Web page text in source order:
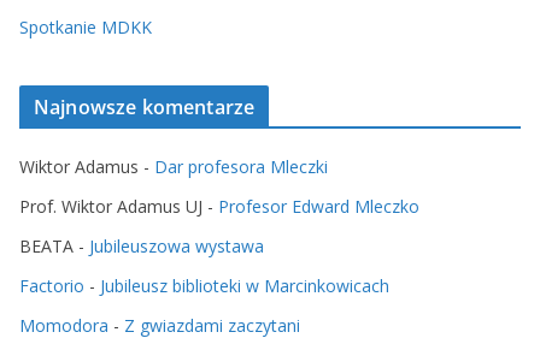
Spotkanie MDKK
Najnowsze komentarze
Wiktor Adamus - Dar profesora Mleczki
Prof. Wiktor Adamus UJ - Profesor Edward Mleczko
BEATA - Jubileuszowa wystawa
Factorio - Jubileusz biblioteki w Marcinkowicach
Momodora - Z gwiazdami zaczytani